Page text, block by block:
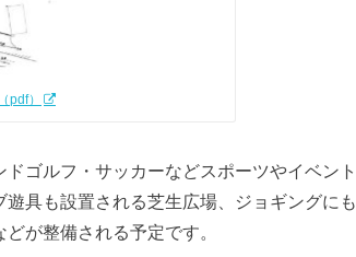
pdf）
ゴルフ・サッカーなどスポーツやイベント
具も設置される芝生広場、ジョギングにも
が整備される予定です。